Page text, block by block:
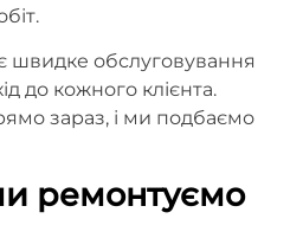
швидке обслуговування
до кожного клієнта.
зараз, і ми подбаємо
ремонтуємо